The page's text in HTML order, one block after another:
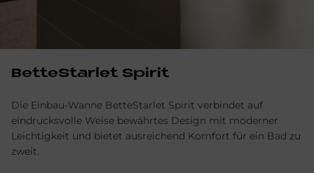
BetteStarlet Spirit
Die Einbau-Wanne BetteStarlet Spirit verbindet auf
eindrucksvolle Weise bewährtes Design mit moderner
Leichtigkeit und bietet ausreichend Komfort für ein Bad zu
zweit.